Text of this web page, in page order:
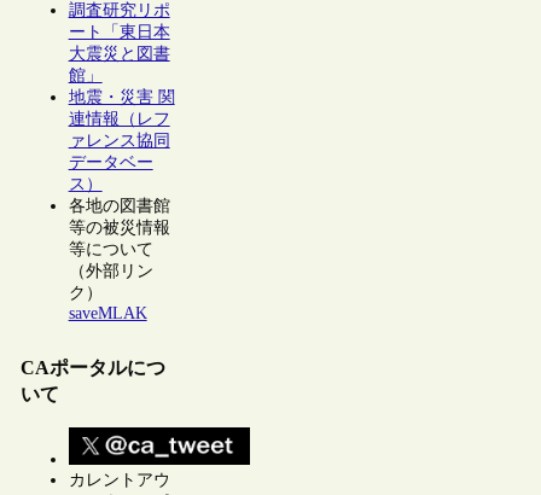
調査研究リポ
ート「東日本
大震災と図書
館」
地震・災害 関
連情報（レフ
ァレンス協同
データベー
ス）
各地の図書館
等の被災情報
等について
（外部リン
ク）
saveMLAK
CAポータルにつ
いて
カレントアウ